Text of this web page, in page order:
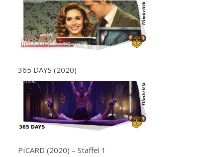
365 DAYS (2020)
PICARD (2020) – Staffel 1